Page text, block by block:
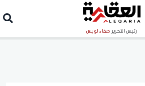
رئيس التحرير صفاء لويس